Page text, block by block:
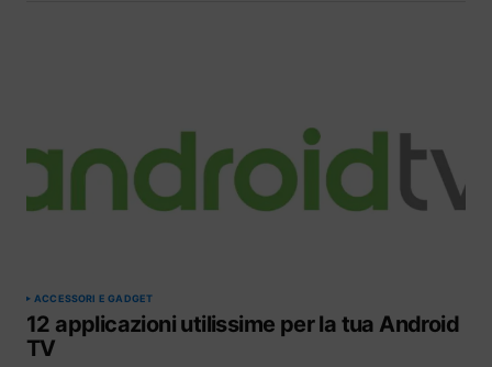
ACCESSORI E GADGET
12 applicazioni utilissime per la tua Android
TV